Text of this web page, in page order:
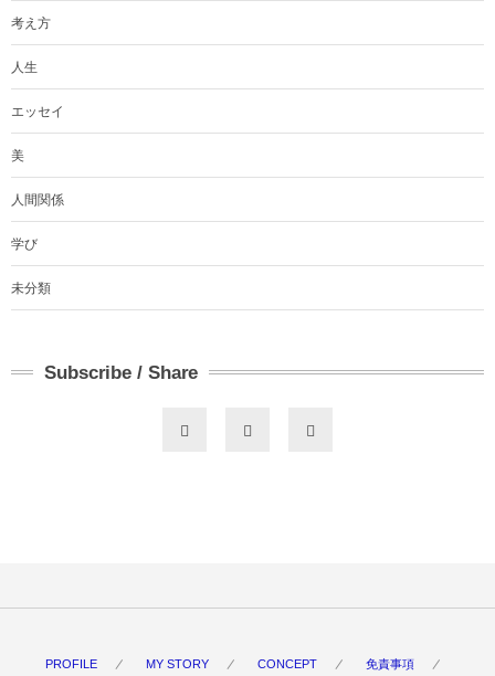
考え方
人生
エッセイ
美
人間関係
学び
未分類
Subscribe / Share
PROFILE MY STORY CONCEPT 免責事項